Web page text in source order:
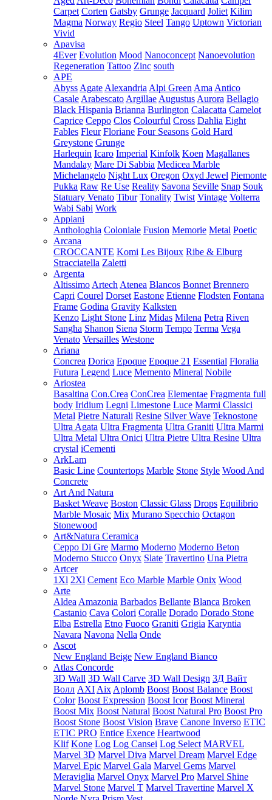
Carpet Corten Gatsby Grunge Jacquard Joliet Kilim
Magma Norway Regio Steel Tango Uptown Victorian
Vivid
Apavisa
4Ever Evolution Mood Nanoconcept Nanoevolution
Regeneration Tattoo Zinc south
APE
Abyss Agate Alexandria Alpi Green Ama Antico
Casale Arabescato Argillae Augustus Aurora Bellagio
Black Hispania Brianna Burlington Calacatta Camelot
Caprice Ceppo Clos Colourful Cross Dahlia Eight
Fables Fleur Floriane Four Seasons Gold Hard
Greystone Grunge
Harlequin Icaro Imperial Kinfolk Koen Magallanes
Mandalay Mare Di Sabbia Medicea Marble
Michelangelo Night Lux Oregon Oxyd Jewel Piemonte
Pukka Raw Re Use Reality Savona Seville Snap Souk
Statuary Venato Tibur Tonality Twist Vintage Volterra
Wabi Sabi Work
Appiani
Anthologhia Coloniale Fusion Memorie Metal Poetic
Arcana
CROCCANTE Komi Les Bijoux Ribe & Elburg
Stracciatella Zaletti
Argenta
Altissimo Artech Atenea Blancos Bonnet Brennero
Capri Courel Dorset Eastone Etienne Flodsten Fontana
Frame Godina Gravity Kalksten
Kenzo Light Stone Linz Midas Milena Petra Riven
Sangha Shanon Siena Storm Tempo Terma Vega
Venato Versailles Westone
Ariana
Concrea Dorica Epoque Epoque 21 Essential Floralia
Futura Legend Luce Memento Mineral Nobile
Ariostea
Basaltina Con.Crea ConCrea Elementae Fragmenta full
body Iridium Legni Limestone Luce Marmi Classici
Metal Pietre Naturali Resine Silver Wave Teknostone
Ultra Agata Ultra Fragmenta Ultra Graniti Ultra Marmi
Ultra Metal Ultra Onici Ultra Pietre Ultra Resine Ultra
crystal iCementi
ArkLam
Basic Line Countertops Marble Stone Style Wood And
Concrete
Art And Natura
Basket Weave Boston Classic Glass Drops Equilibrio
Marble Mosaic Mix Murano Specchio Octagon
Stonewood
Art&Natura Ceramica
Ceppo Di Gre Marmo Moderno Moderno Beton
Moderno Stucco Onyx Slate Travertino Una Pietra
Artcer
1Xl 2Xl Cement Eco Marble Marble Onix Wood
Arte
Aldea Amazonia Barbados Bellante Blanca Broken
Castanio Cava Colori Coralle Dorado Dorado Stone
Elba Estrella Etno Fuoco Graniti Grigia Karyntia
Navara Navona Nella Onde
Ascot
New England Beige New England Bianco
Atlas Concorde
3D Wall 3D Wall Carve 3D Wall Design 3Д Вайт
Волл AXI Aix Aplomb Boost Boost Balance Boost
Color Boost Expression Boost Icor Boost Mineral
Boost Mix Boost Natural Boost Natural Pro Boost Pro
Boost Stone Boost Vision Brave Canone Inverso ETIC
ETIC PRO Entice Exence Heartwood
Klif Kone Log Log Cansei Log Select MARVEL
Marvel 3D Marvel Diva Marvel Dream Marvel Edge
Marvel Epic Marvel Gala Marvel Gems Marvel
Meraviglia Marvel Onyx Marvel Pro Marvel Shine
Marvel Stone Marvel T Marvel Travertine Marvel X